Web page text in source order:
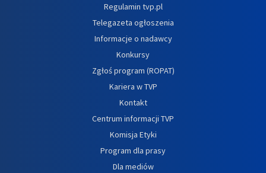
Regulamin tvp.pl
Telegazeta ogłoszenia
Informacje o nadawcy
Konkursy
Zgłoś program (ROPAT)
Kariera w TVP
Kontakt
Centrum informacji TVP
Komisja Etyki
Program dla prasy
Dla mediów